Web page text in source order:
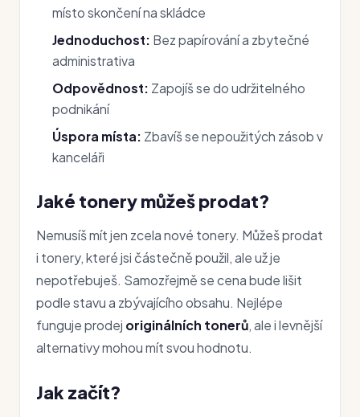
místo skončení na skládce
Jednoduchost: Bez papírování a zbytečné
administrativa
Odpovědnost: Zapojíš se do udržitelného
podnikání
Úspora místa: Zbavíš se nepoužitých zásob v
kanceláři
Jaké tonery můžeš prodat?
Nemusíš mít jen zcela nové tonery. Můžeš prodat
i tonery, které jsi částečně použil, ale už je
nepotřebuješ. Samozřejmě se cena bude lišit
podle stavu a zbývajícího obsahu. Nejlépe
funguje prodej originálních tonerů, ale i levnější
alternativy mohou mít svou hodnotu.
Jak začít?